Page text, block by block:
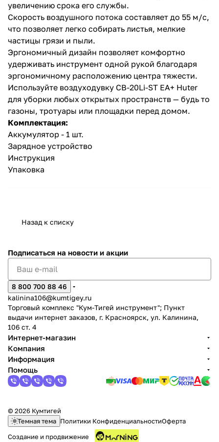
увеличению срока его службы.
Скорость воздушного потока составляет до 55 м/с,
что позволяет легко собирать листья, мелкие
частицы грязи и пыли.
Эргономичный дизайн позволяет комфортно
удерживать инструмент одной рукой благодаря
эргономичному расположению центра тяжести.
Используйте воздуходувку CB-20Li-ST EA+ Huter
для уборки любых открытых пространств — будь то
газоны, тротуары или площадки перед домом.
Комплектация:
Аккумулятор - 1 шт.
Зарядное устройство
Инструкция
Упаковка
Назад к списку
Подписаться на новости и акции
8 800 700 88 46
kalinina106@kumtigey.ru
Торговый комплекс "Кум-Тигей инструмент"; Пункт
выдачи интернет заказов, г. Красноярск, ул. Калинина,
106 ст. 4
Интернет-магазин
Компания
Информация
Помощь
© 2026 Кумтигей
Темная тема Политики КонфиденциальностиОферта
Создание и продвижение
раз в 2 недели